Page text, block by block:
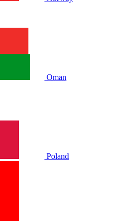
Oman
Poland